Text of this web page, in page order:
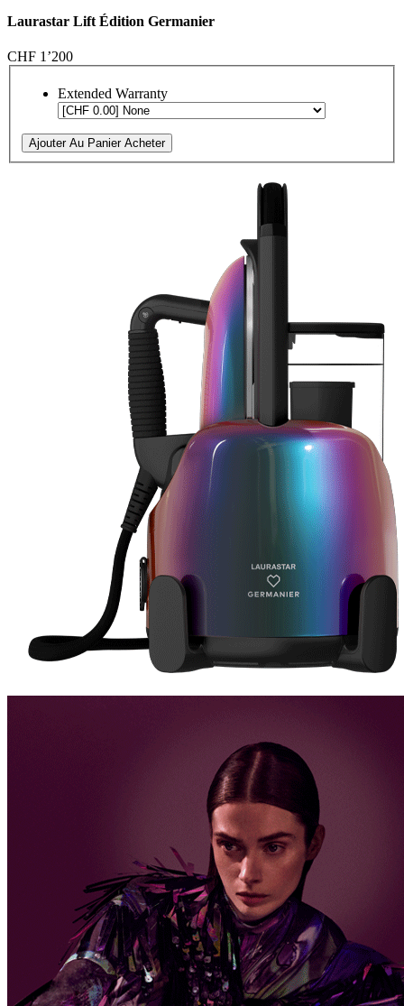
Laurastar Lift Édition Germanier
CHF 1’200
Extended Warranty
Ajouter Au Panier Acheter